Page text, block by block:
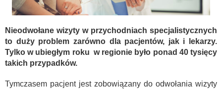
Nieodwołane wizyty w przychodniach specjalistycznych
to duży problem zarówno dla pacjentów, jak i lekarzy.
Tylko w ubiegłym roku w regionie było ponad 40 tysięcy
takich przypadków.
Tymczasem pacjent jest zobowiązany do odwołania wizyty